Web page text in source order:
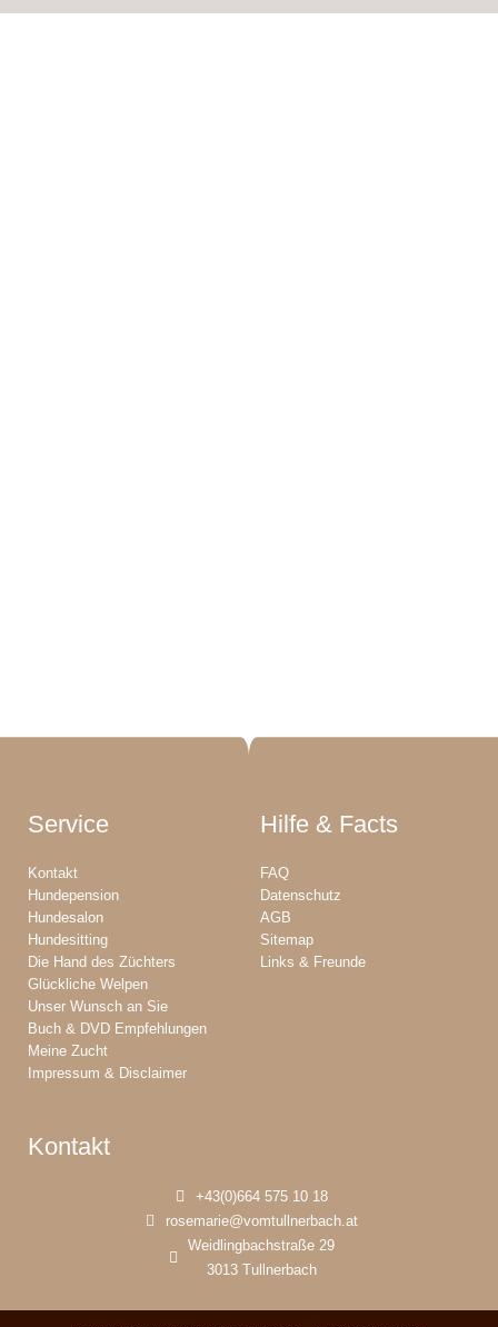
Service
Kontakt
Hundepension
Hundesalon
Hundesitting
Die Hand des Züchters
Glückliche Welpen
Unser Wunsch an Sie
Buch & DVD Empfehlungen
Meine Zucht
Impressum & Disclaimer
Hilfe & Facts
FAQ
Datenschutz
AGB
Sitemap
Links & Freunde
Kontakt
+43(0)664 575 10 18
rosemarie@vomtullnerbach.at
Weidlingbachstraße 29
3013 Tullnerbach